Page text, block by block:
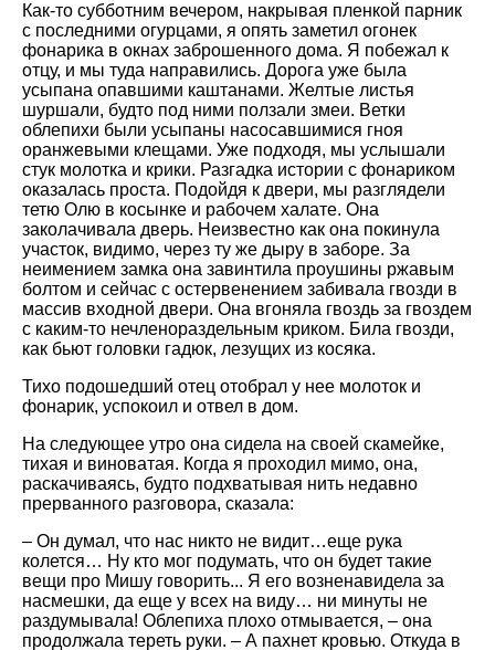
Как-то субботним вечером, накрывая пленкой парник
с последними огурцами, я опять заметил огонек
фонарика в окнах заброшенного дома. Я побежал к
отцу, и мы туда направились. Дорога уже была
усыпана опавшими каштанами. Желтые листья
шуршали, будто под ними ползали змеи. Ветки
облепихи были усыпаны насосавшимися гноя
оранжевыми клещами. Уже подходя, мы услышали
стук молотка и крики. Разгадка истории с фонариком
оказалась проста. Подойдя к двери, мы разглядели
тетю Олю в косынке и рабочем халате. Она
заколачивала дверь. Неизвестно как она покинула
участок, видимо, через ту же дыру в заборе. За
неимением замка она завинтила проушины ржавым
болтом и сейчас с остервенением забивала гвозди в
массив входной двери. Она вгоняла гвоздь за гвоздем
с каким-то нечленораздельным криком. Била гвозди,
как бьют головки гадюк, лезущих из косяка.
Тихо подошедший отец отобрал у нее молоток и
фонарик, успокоил и отвел в дом.
На следующее утро она сидела на своей скамейке,
тихая и виноватая. Когда я проходил мимо, она,
раскачиваясь, будто подхватывая нить недавно
прерванного разговора, сказала:
– Он думал, что нас никто не видит…еще рука
колется… Ну кто мог подумать, что он будет такие
вещи про Мишу говорить... Я его возненавидела за
насмешки, да еще у всех на виду… ни минуты не
раздумывала! Облепиха плохо отмывается, – она
продолжала тереть руки. – А пахнет кровью. Откуда в